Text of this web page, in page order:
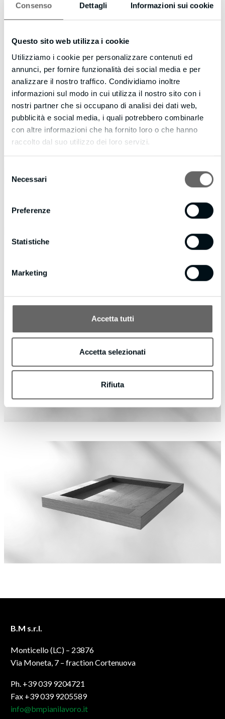
Consenso Dettagli Informazioni sui cookie
Questo sito web utilizza i cookie
Utilizziamo i cookie per personalizzare contenuti ed
annunci, per fornire funzionalità dei social media e per
analizzare il nostro traffico. Condividiamo inoltre
informazioni sul modo in cui utilizza il nostro sito con i
nostri partner che si occupano di analisi dei dati web,
pubblicità e social media, i quali potrebbero combinarle
con altre informazioni che ha fornito loro o che hanno
raccolto dal suo utilizzo dei loro servizi.
delNecessari
Preferenze
Statistiche
Marketing
Accetta tutti
Accetta selezionati
Rifiuta
Finishes available upon request, contact us!
OUR WORK
Discover through our shots the B.M. SRL experience, unique
in its kind, which turns the objects we surround ourselves
with into travel companions that reflect who we are.
B.M s.r.l.
Monticello (LC) – 23876
Via Moneta, 7 – fraction Cortenuova
Ph. +39 039 9204721
Fax +39 039 9205589
info@bmpianilavoro.it